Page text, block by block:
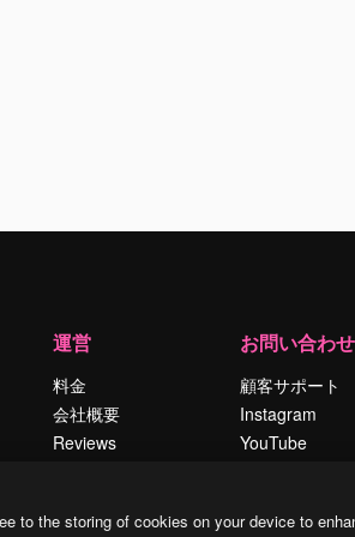
運営
料金
会社概要
Reviews
ブログ
お問い合わせ
顧客サポート
Instagram
YouTube
Discord
to the storing of cookies on your device to